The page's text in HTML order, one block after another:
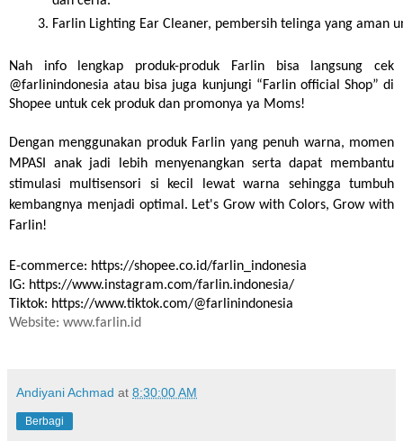
Farlin Lighting Ear Cleaner, pembersih telinga yang aman
Nah info lengkap produk-produk Farlin bisa langsung cek
@farlinindonesia atau bisa juga kunjungi “Farlin official Shop” di
Shopee untuk cek produk dan promonya ya Moms!
Dengan menggunakan produk Farlin yang penuh warna, momen
MPASI anak jadi lebih menyenangkan serta dapat membantu
stimulasi multisensori si kecil lewat warna sehingga tumbuh
kembangnya menjadi optimal. Let's Grow with Colors, Grow with
Farlin!
E-commerce: https://shopee.co.id/farlin_indonesia
IG: https://www.instagram.com/farlin.indonesia/
Tiktok: https://www.tiktok.com/@farlinindonesia
Website: www.farlin.id
Andiyani Achmad at 8:30:00 AM
Berbagi